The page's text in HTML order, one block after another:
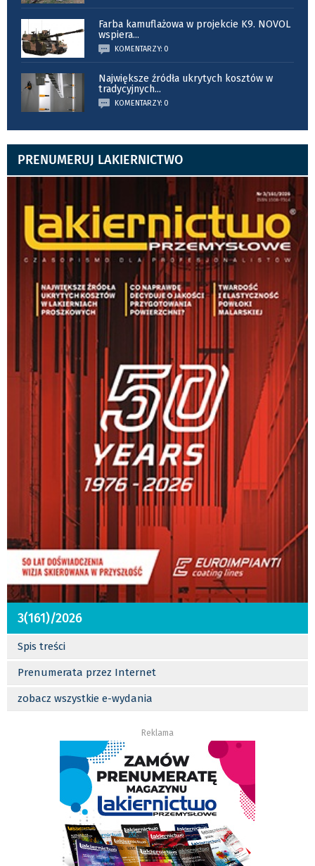
Farba kamuflażowa w projekcie K9. NOVOL
wspiera...
KOMENTARZY: 0
Największe źródła ukrytych kosztów w
tradycyjnych...
KOMENTARZY: 0
PRENUMERUJ LAKIERNICTWO
3(161)/2026
Spis treści
Prenumerata przez Internet
zobacz wszystkie e-wydania
Reklama